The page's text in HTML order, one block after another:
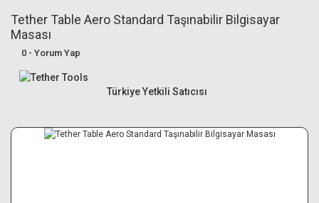
Canon R6 Mark IIIBundle Setler
Alışverişe
Tether Table Aero Standard Taşınabilir Bilgisayar
Masası
0 - Yorum Yap
Türkiye Yetkili Satıcısı